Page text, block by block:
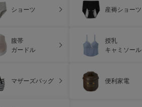
ショーツ 産褥ショーツ
腹帯
ガードル
授乳
キャミソール
マザーズバッグ 便利家電